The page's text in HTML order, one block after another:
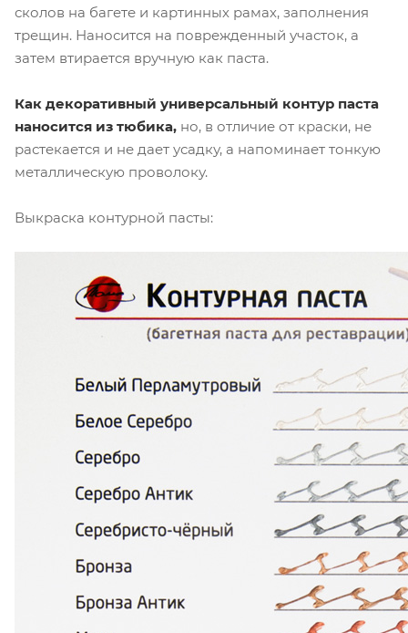
сколов на багете и картинных рамах, заполнения
трещин. Наносится на поврежденный участок, а
затем втирается вручную как паста.
Как декоративный универсальный контур паста
наносится из тюбика, но, в отличие от краски, не
растекается и не дает усадку, а напоминает тонкую
металлическую проволоку.
Выкраска контурной пасты: